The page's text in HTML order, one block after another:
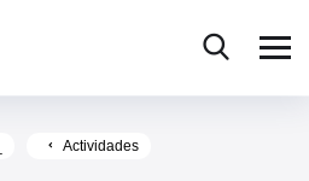
Actividades